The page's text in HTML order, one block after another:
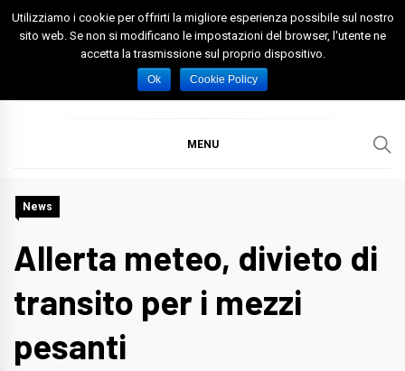
Skip
Spazio Foggia
Foggia News Calcio Eventi e Attività nella Capitanata
MENU
News
Allerta meteo, divieto di
transito per i mezzi
pesanti
Utilizziamo i cookie per offrirti la migliore esperienza possibile sul nostro
sito web. Se non si modificano le impostazioni del browser, l'utente ne
accetta la trasmissione sul proprio dispositivo.
Ok Cookie Policy